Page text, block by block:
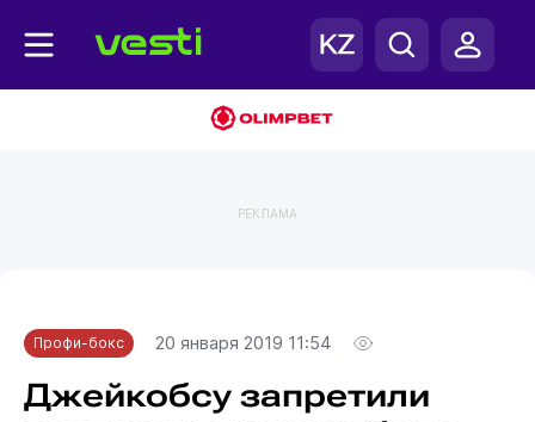
РЕКЛАМА
Профи-бокс 20 января 2019 11:54
Джейкобсу запретили